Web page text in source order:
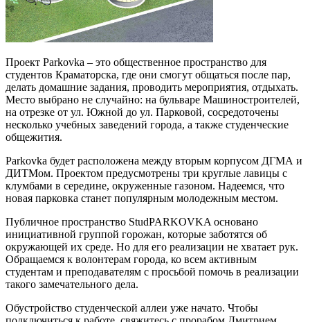
Проект Parkovka – это общественное пространство для
студентов Краматорска, где они смогут общаться после пар,
делать домашние задания, проводить мероприятия, отдыхать.
Место выбрано не случайно: на бульваре Машиностроителей,
на отрезке от ул. Южной до ул. Парковой, сосредоточены
несколько учебных заведений города, а также студенческие
общежития.
Parkovka будет расположена между вторым корпусом ДГМА и
ДИТМом. Проектом предусмотрены три круглые лавицы с
клумбами в середине, окруженные газоном. Надеемся, что
новая парковка станет популярным молодежным местом.
Публичное пространство StudPARKOVKA основано
инициативной группой горожан, которые заботятся об
окружающей их среде. Но для его реализации не хватает рук.
Обращаемся к волонтерам города, ко всем активным
студентам и преподавателям с просьбой помочь в реализации
такого замечательного дела.
Обустройство студенческой аллеи уже начато. Чтобы